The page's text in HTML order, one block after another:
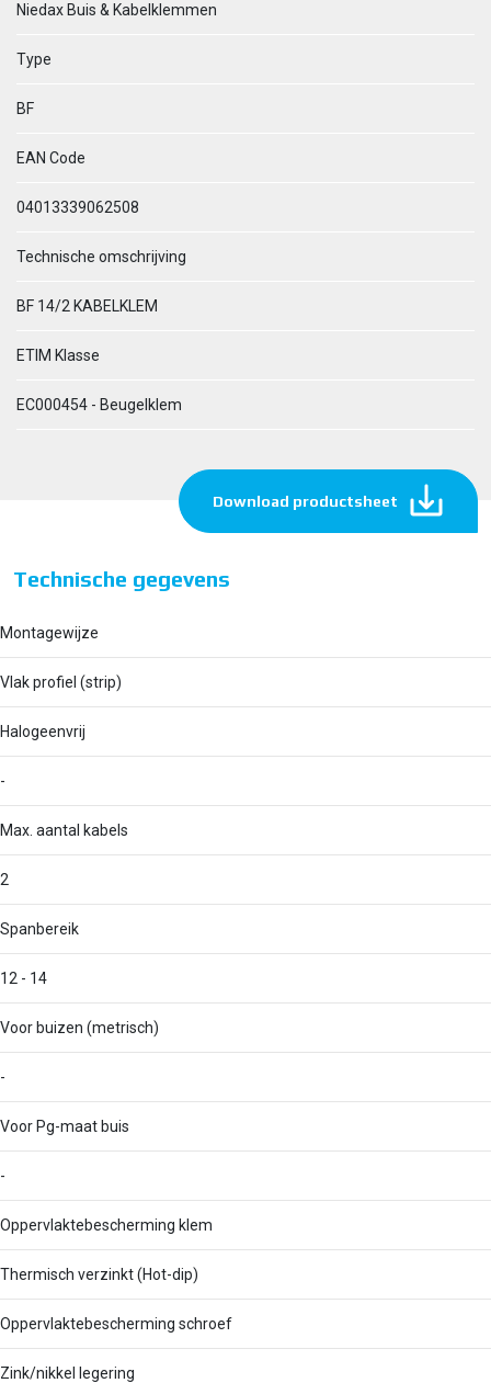
Niedax Buis & Kabelklemmen
Type
BF
EAN Code
04013339062508
Technische omschrijving
BF 14/2 KABELKLEM
ETIM Klasse
EC000454 - Beugelklem
Download productsheet
Technische gegevens
Montagewijze
Vlak profiel (strip)
Halogeenvrij
-
Max. aantal kabels
2
Spanbereik
12 - 14
Voor buizen (metrisch)
-
Voor Pg-maat buis
-
Oppervlaktebescherming klem
Thermisch verzinkt (Hot-dip)
Oppervlaktebescherming schroef
Zink/nikkel legering